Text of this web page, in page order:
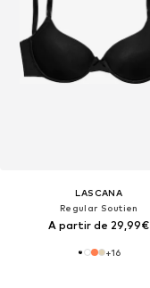
LASCANA
Regular Soutien
A partir de 29,99€
+16